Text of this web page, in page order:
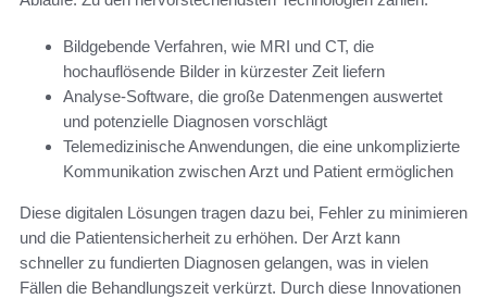
Bildgebende Verfahren, wie MRI und CT, die
hochauflösende Bilder in kürzester Zeit liefern
Analyse-Software, die große Datenmengen auswertet
und potenzielle Diagnosen vorschlägt
Telemedizinische Anwendungen, die eine unkomplizierte
Kommunikation zwischen Arzt und Patient ermöglichen
Diese digitalen Lösungen tragen dazu bei, Fehler zu minimieren
und die Patientensicherheit zu erhöhen. Der Arzt kann
schneller zu fundierten Diagnosen gelangen, was in vielen
Fällen die Behandlungszeit verkürzt. Durch diese Innovationen